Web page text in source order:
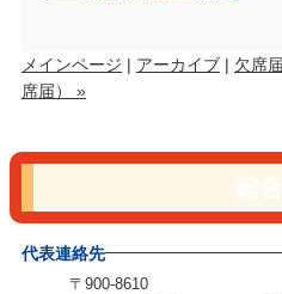
メインページ | アーカイブ | 欠席
席届） »
代表連絡先
〒900-8610